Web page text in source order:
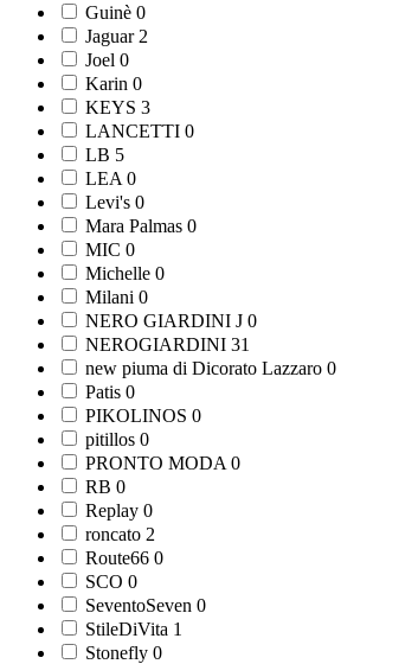
Guinè 0
Jaguar 2
Joel 0
Karin 0
KEYS 3
LANCETTI 0
LB 5
LEA 0
Levi's 0
Mara Palmas 0
MIC 0
Michelle 0
Milani 0
NERO GIARDINI J 0
NEROGIARDINI 31
new piuma di Dicorato Lazzaro 0
Patis 0
PIKOLINOS 0
pitillos 0
PRONTO MODA 0
RB 0
Replay 0
roncato 2
Route66 0
SCO 0
SeventoSeven 0
StileDiVita 1
Stonefly 0